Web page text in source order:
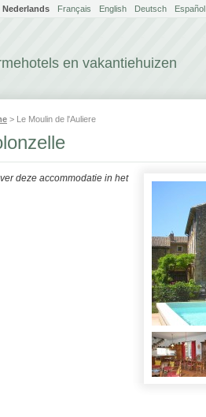
en vakantiehuizen
Nederlands Français English Deutsch Español
> Le Moulin de l'Auliere
deze accommodatie in het